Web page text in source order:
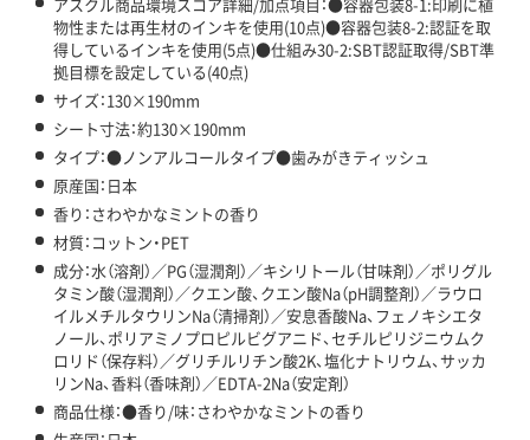
物性または再生材のインキを使用(10点)●容器包装8-2:認証を取
得しているインキを使用(5点)●仕組み30-2:SBT認証取得/SBT準
拠目標を設定している(40点)
サイズ：130×190mm
シート寸法：約130×190mm
タイプ：●ノンアルコールタイプ●歯みがきティッシュ
原産国：日本
香り：さわやかなミントの香り
材質：コットン・PET
成分：水（溶剤）／PG（湿潤剤）／キシリトール（甘味剤）／ポリグル
タミン酸（湿潤剤）／クエン酸、クエン酸Na（pH調整剤）／ラウロ
イルメチルタウリンNa（清掃剤）／安息香酸Na、フェノキシエタ
ノール、ポリアミノプロピルビグアニド、セチルピリジニウムク
ロリド（保存料）／グリチルリチン酸2K、塩化ナトリウム、サッカ
リンNa、香料（香味剤）／EDTA-2Na（安定剤）
商品仕様：●香り/味：さわやかなミントの香り